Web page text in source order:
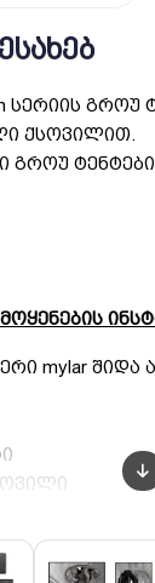
სერიის გროუ
ქსოვილით.
გროუ
mylar შიდა